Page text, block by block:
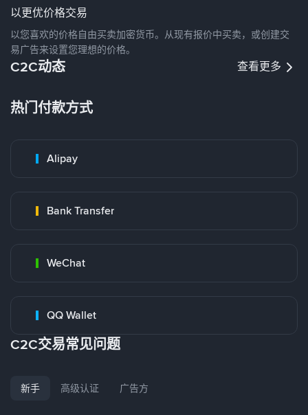
以更优价格交易
以您喜欢的价格自由买卖加密货币。从现有报价中买卖，或创建交
易广告来设置您理想的价格。
C2C动态 查看更多
热门付款方式
Alipay
Bank Transfer
WeChat
QQ Wallet
C2C交易常见问题
新手 高级认证 广告方